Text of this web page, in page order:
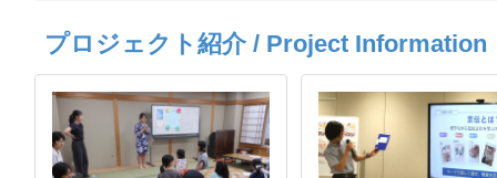
プロジェクト紹介 / Project Information